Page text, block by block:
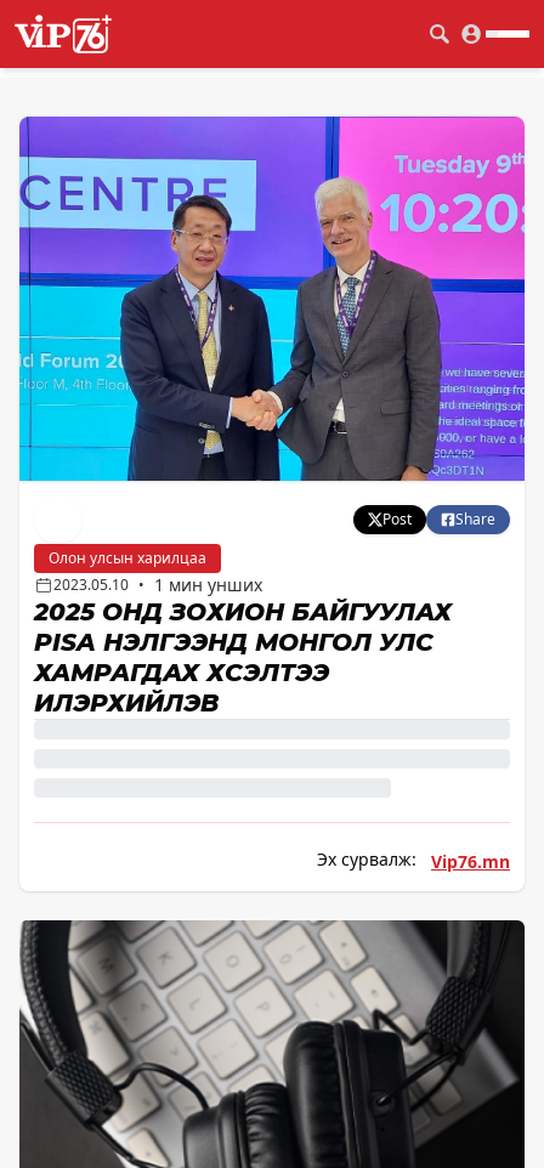
Post
Share
Олон улсын харилцаа
2023.05.10 • 1 мин унших
2025 ОНД ЗОХИОН БАЙГУУЛАХ
PISA ҮНЭЛГЭЭНД МОНГОЛ УЛС
ХАМРАГДАХ ХҮСЭЛТЭЭ
ИЛЭРХИЙЛЭВ
Эх сурвалж: Vip76.mn